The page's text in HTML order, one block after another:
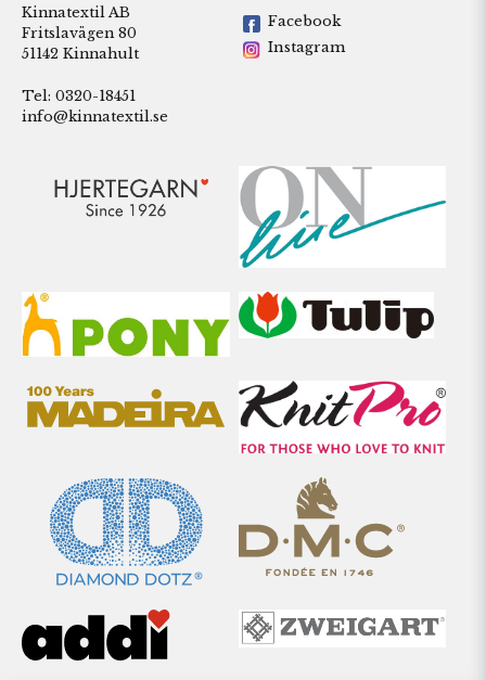
Kinnatextil AB
Fritslavägen 80
51142 Kinnahult
Tel: 0320-18451
info@kinnatextil.se
Facebook
Instagram